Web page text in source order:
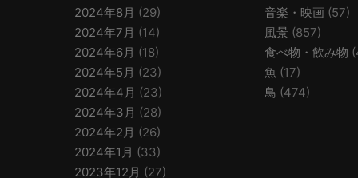
2024年8月 (29)
2024年7月 (14)
2024年6月 (18)
2024年5月 (23)
2024年4月 (23)
2024年3月 (28)
2024年2月 (26)
2024年1月 (33)
2023年12月 (27)
音楽・映画 (57)
風景 (857)
食べ物・飲み物
魚 (17)
鳥 (474)